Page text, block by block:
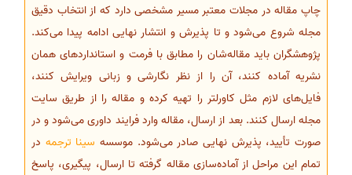
چاپ مقاله در مجلات معتبر مسیر مشخصی دارد که از انتخاب دقیق
مجله شروع می‌شود و تا پذیرش و انتشار نهایی ادامه پیدا می‌کند.
پژوهشگران باید مقاله‌شان را مطابق با فرمت و استانداردهای همان
نشریه آماده کنند، آن را از نظر نگارشی و زبانی ویرایش کنند،
فایل‌های لازم مثل کاورلتر را تهیه کرده و مقاله را از طریق سایت
مجله ارسال کنند. بعد از ارسال، مقاله وارد فرایند داوری می‌شود و در
صورت تأیید، پذیرش نهایی صادر می‌شود. موسسه سینا ترجمه در
تمام این مراحل از آماده‌سازی مقاله گرفته تا ارسال، پیگیری، پاسخ